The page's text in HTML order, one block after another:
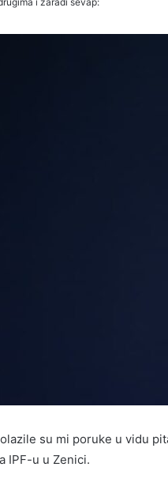
su mi poruke u vidu
IPF-u u Zenici.